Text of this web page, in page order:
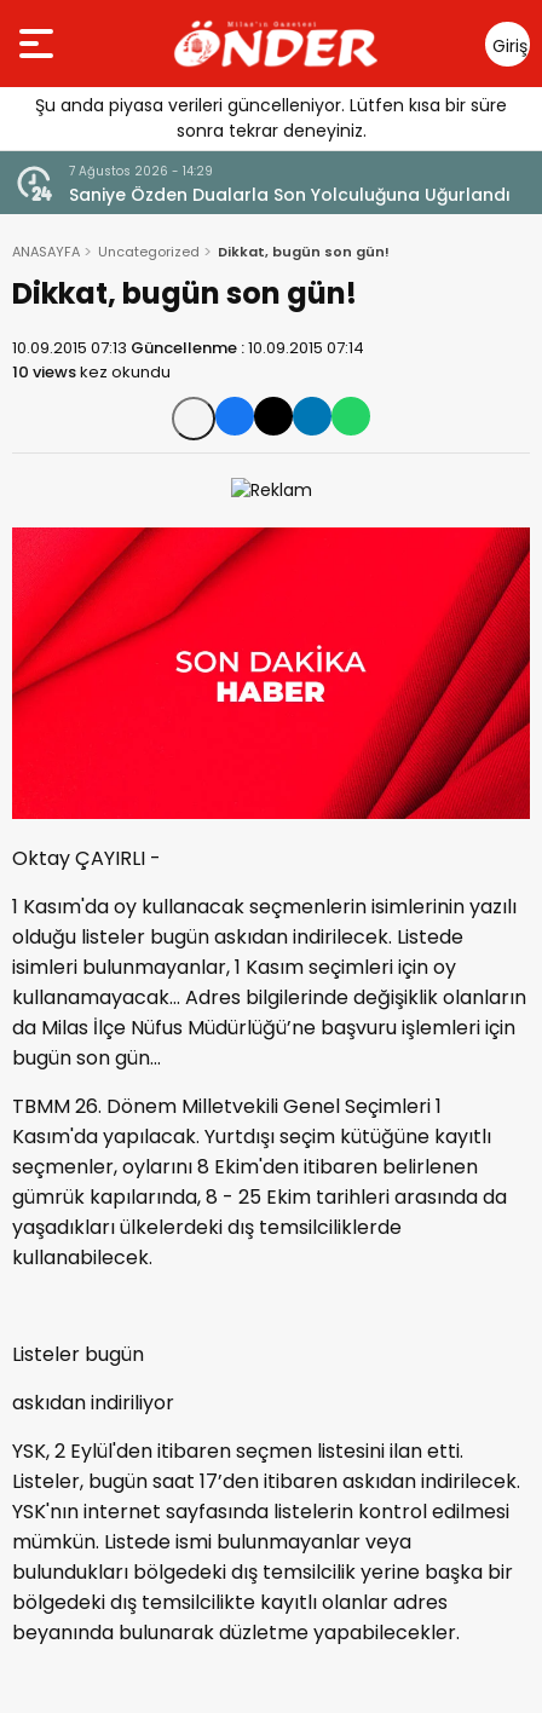
Giriş
Yap
Şu anda piyasa verileri güncelleniyor. Lütfen kısa bir süre
sonra tekrar deneyiniz.
Son Yolculuğuna Uğurlandı Tercih Döneminde
ANASAYFA Uncategorized Dikkat, bugün son gün!
Dikkat, bugün son gün!
10.09.2015 07:13 Güncellenme :10.09.2015 07:14
10 viewskez okundu
Oktay ÇAYIRLI -
1 Kasım'da oy kullanacak seçmenlerin isimlerinin yazılı
olduğu listeler bugün askıdan indirilecek. Listede
isimleri bulunmayanlar, 1 Kasım seçimleri için oy
kullanamayacak… Adres bilgilerinde değişiklik olanların
da Milas İlçe Nüfus Müdürlüğü’ne başvuru işlemleri için
bugün son gün…
TBMM 26. Dönem Milletvekili Genel Seçimleri 1
Kasım'da yapılacak. Yurtdışı seçim kütüğüne kayıtlı
seçmenler, oylarını 8 Ekim'den itibaren belirlenen
gümrük kapılarında, 8 - 25 Ekim tarihleri arasında da
yaşadıkları ülkelerdeki dış temsilciliklerde
kullanabilecek.
Listeler bugün
askıdan indiriliyor
YSK, 2 Eylül'den itibaren seçmen listesini ilan etti.
Listeler, bugün saat 17’den itibaren askıdan indirilecek.
YSK'nın internet sayfasında listelerin kontrol edilmesi
mümkün. Listede ismi bulunmayanlar veya
bulundukları bölgedeki dış temsilcilik yerine başka bir
bölgedeki dış temsilcilikte kayıtlı olanlar adres
beyanında bulunarak düzletme yapabilecekler.